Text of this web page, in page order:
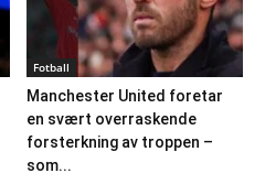
Fotball
Manchester United foretar
en svært overraskende
forsterkning av troppen –
som...